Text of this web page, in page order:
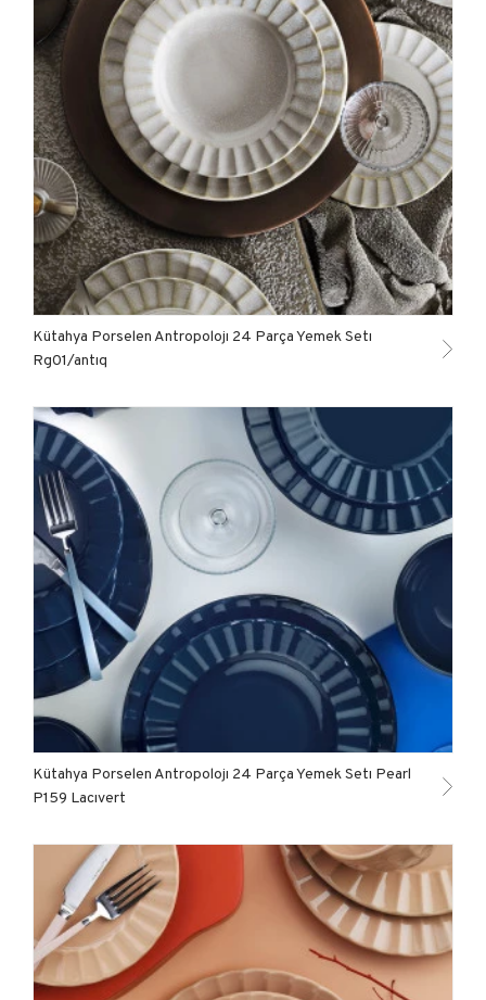
Kütahya Porselen Antropolojı 24 Parça Yemek Setı
Rg01/antıq
Kütahya Porselen Antropolojı 24 Parça Yemek Setı Pearl
P159 Lacıvert